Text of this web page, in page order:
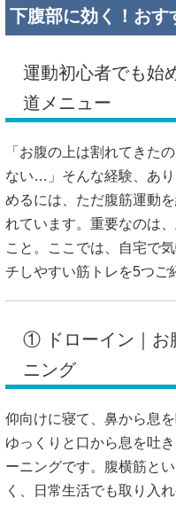
下腹部に効く！おす
運動初心者でも始
道メニュー
「お腹の上は割れてきた
ない…」そんな経験、あ
めるには、ただ腹筋運動
れています。重要なのは
こと。ここでは、自宅で
チしやすい筋トレを5つご
① ドローイン｜お
ニング
仰向けに寝て、鼻から息
ゆっくりと口から息を吐
ーニングです。腹横筋と
く、日常生活でも取り入